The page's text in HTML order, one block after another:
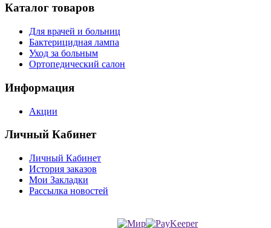
Каталог товаров
Для врачей и больниц
Бактерицидная лампа
Уход за больным
Ортопедический салон
Информация
Акции
Личный Кабинет
Личный Кабинет
История заказов
Мои Закладки
Рассылка новостей